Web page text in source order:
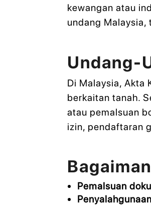
kewangan atau
undang
Undang-
Di Malaysia, Akta
berkaitan tanah.
atau pemalsuan
izin, pendaftaran
Pemalsuan